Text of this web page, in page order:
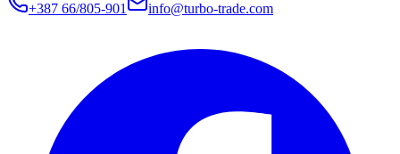
+387 66/805-901 info@turbo-trade.com